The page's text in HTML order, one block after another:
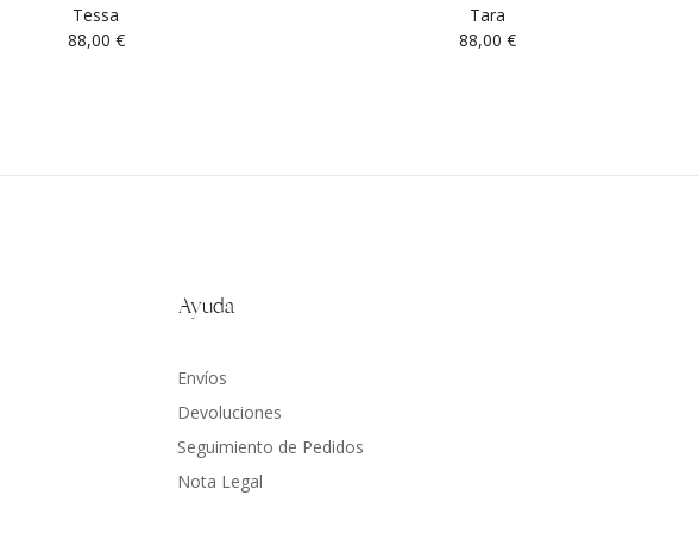
Tessa
88,00 €
Tara
88,00 €
Ayuda
Envíos
Devoluciones
Seguimiento de Pedidos
Nota Legal